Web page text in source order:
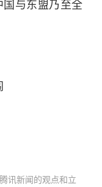
与东盟乃至全
讯新闻的观点和立